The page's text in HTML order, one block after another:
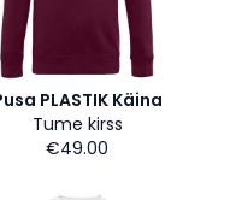
PLASTIK Käina
Tume kirss
€49.00